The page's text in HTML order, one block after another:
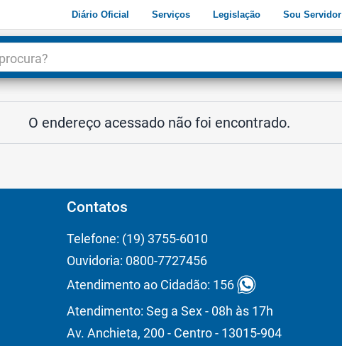
Diário Oficial Serviços Legislação Sou Servidor
O endereço acessado não foi encontrado.
Contatos
Telefone: (19) 3755-6010
Ouvidoria: 0800-7727456
Atendimento ao Cidadão: 156
Atendimento: Seg a Sex - 08h às 17h
Av. Anchieta, 200 - Centro - 13015-904